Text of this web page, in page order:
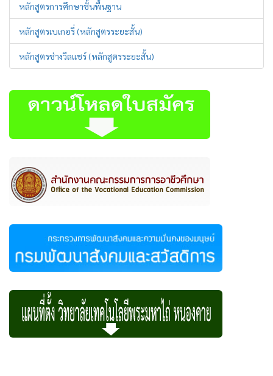
หลักสูตรการศึกษาชั้นพื้นฐาน
หลักสูตรเบเกอรี่ (หลักสูตรระยะสั้น)
หลักสูตรช่างวีลแชร์ (หลักสูตรระยะสั้น)